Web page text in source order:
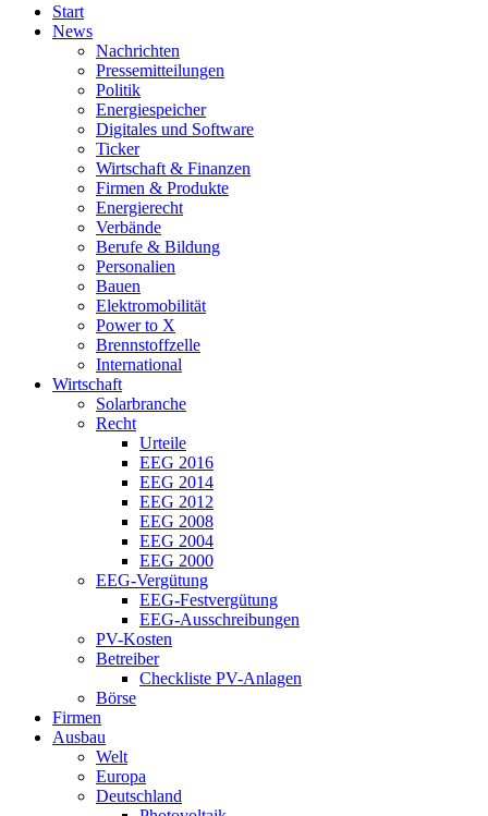
Start
News
Nachrichten
Pressemitteilungen
Politik
Energiespeicher
Digitales und Software
Ticker
Wirtschaft & Finanzen
Firmen & Produkte
Energierecht
Verbände
Berufe & Bildung
Personalien
Bauen
Elektromobilität
Power to X
Brennstoffzelle
International
Wirtschaft
Solarbranche
Recht
Urteile
EEG 2016
EEG 2014
EEG 2012
EEG 2008
EEG 2004
EEG 2000
EEG-Vergütung
EEG-Festvergütung
EEG-Ausschreibungen
PV-Kosten
Betreiber
Checkliste PV-Anlagen
Börse
Firmen
Ausbau
Welt
Europa
Deutschland